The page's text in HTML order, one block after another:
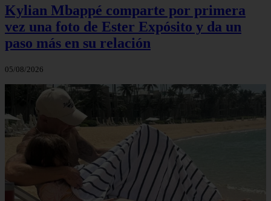
Kylian Mbappé comparte por primera
vez una foto de Ester Expósito y da un
paso más en su relación
05/08/2026